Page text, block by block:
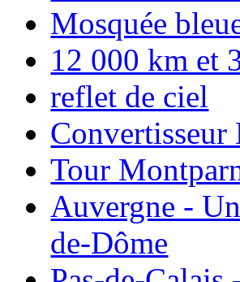
Mosquée
12 000 km et
reflet de ciel
Convertisseur
Tour
Auvergne -
de-Dôme